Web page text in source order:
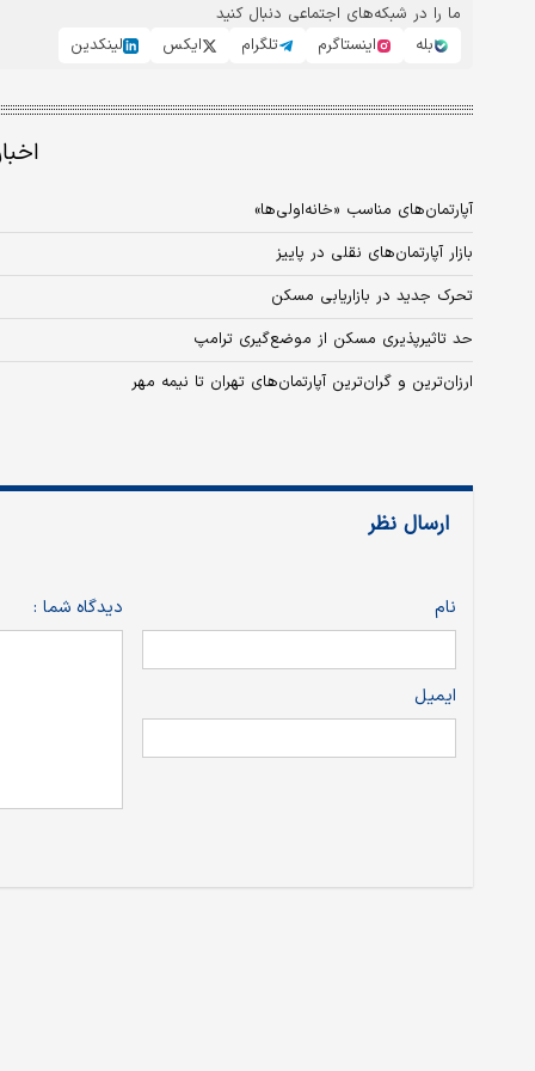
ما را در شبکه‌های اجتماعی دنبال کنید
بله
اینستاگرم تلگرام ایکس لینکدین
آپارتمان‌های مناسب «خانه‌اولی‌ها»
بازار آپارتمان‌های نقلی در پاییز
تحرک جدید در بازاریابی مسکن
حد تاثیرپذیری مسکن از موضع‌گیری ترامپ
ارزان‌ترین و گران‌ترین آپارتمان‌های تهران تا نیمه مهر
ارسال نظر
نام
ایمیل
دیدگاه شما :